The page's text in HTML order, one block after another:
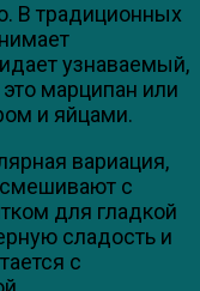
В традиционных
узнаваемый,
марципан или
и яйцами.
вариация,
смешивают с
для гладкой
сладость и
с